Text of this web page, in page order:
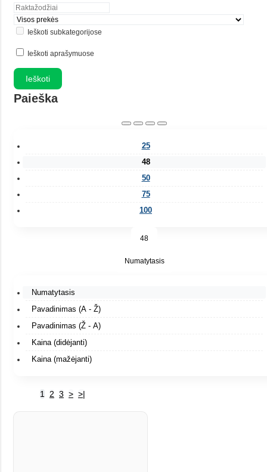
Ieškoti subkategorijose
Ieškoti aprašymuose
Paieška
25
48
50
75
100
48
Numatytasis
Numatytasis
Pavadinimas (A - Ž)
Pavadinimas (Ž - A)
Kaina (didėjanti)
Kaina (mažėjanti)
1 2 3 > >|